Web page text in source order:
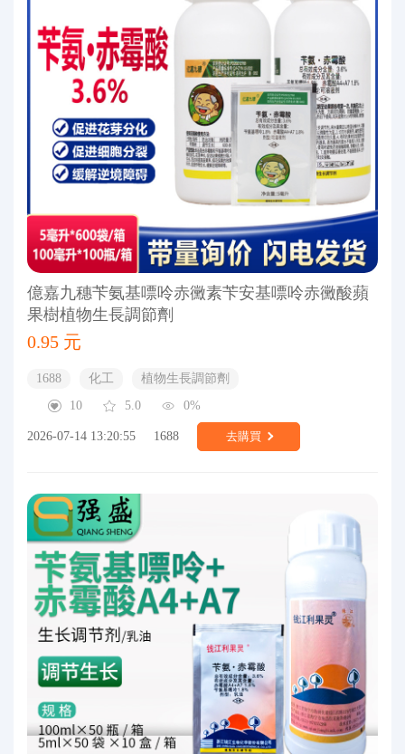
億嘉九穗苄氨基嘌呤赤黴素苄安基嘌呤赤黴酸蘋
果樹植物生長調節劑
0.95 元
1688 化工
植物生長調節劑
10
5.0 0%
2026-07-14 13:20:55 1688 去購買